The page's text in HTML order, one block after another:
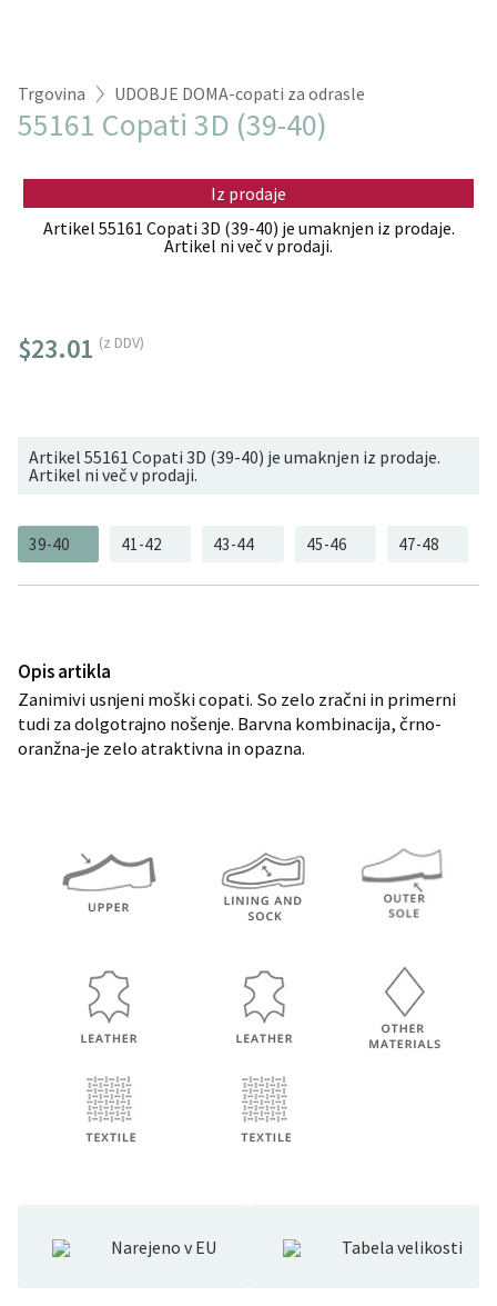
Trgovina UDOBJE DOMA-copati za odrasle
55161 Copati 3D (39-40)
Iz prodaje
Artikel 55161 Copati 3D (39-40) je umaknjen iz prodaje.
Artikel ni več v prodaji.
$23.01 (z DDV)
Artikel 55161 Copati 3D (39-40) je umaknjen iz prodaje.
Artikel ni več v prodaji.
39-40 41-42 43-44 45-46 47-48
Opis artikla
Zanimivi usnjeni moški copati. So zelo zračni in primerni
tudi za dolgotrajno nošenje. Barvna kombinacija, črno-
oranžna-je zelo atraktivna in opazna.
Narejeno v EU Tabela velikosti